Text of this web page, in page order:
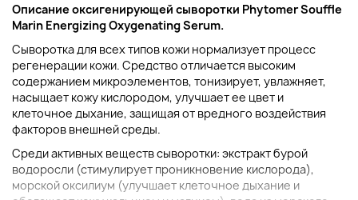
Описание оксигенирующей сыворотки Phytomer Souffle
Marin Energizing Oxygenating Serum.
Сыворотка для всех типов кожи нормализует процесс
регенерации кожи. Средство отличается высоким
содержанием микроэлементов, тонизирует, увлажняет,
насыщает кожу кислородом, улучшает ее цвет и
клеточное дыхание, защищая от вредного воздействия
факторов внешней среды.
Среди активных веществ сыворотки: экстракт бурой
водоросли (стимулирует проникновение кислорода),
морской оксилиум (улучшает клеточное дыхание и